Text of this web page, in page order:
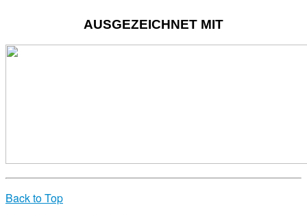
AUSGEZEICHNET MIT
Back to Top